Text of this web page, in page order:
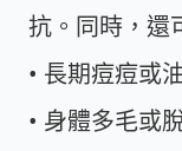
抗。同時，還
• 長期痘痘或
• 身體多毛或